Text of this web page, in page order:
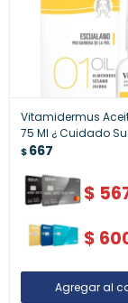
Vitamidermus
75 Ml ¿ Cuidado
$667
$
$